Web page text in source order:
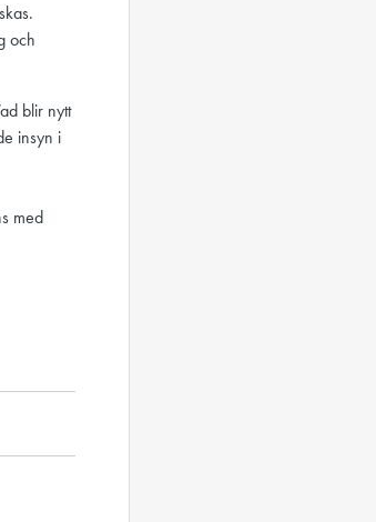
och
blir nytt
insyn i
med